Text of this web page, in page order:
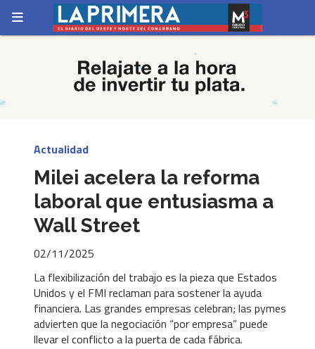
Milei acelera la reforma
laboral que entusiasma a
Wall Street
La flexibilización del trabajo es la pieza que Estados
Unidos y el FMI reclaman para sostener la ayuda
financiera. Las grandes empresas celebran; las pymes
advierten que la negociación “por empresa” puede
llevar el conflicto a la puerta de cada fábrica.
Actualidad
02/11/2025